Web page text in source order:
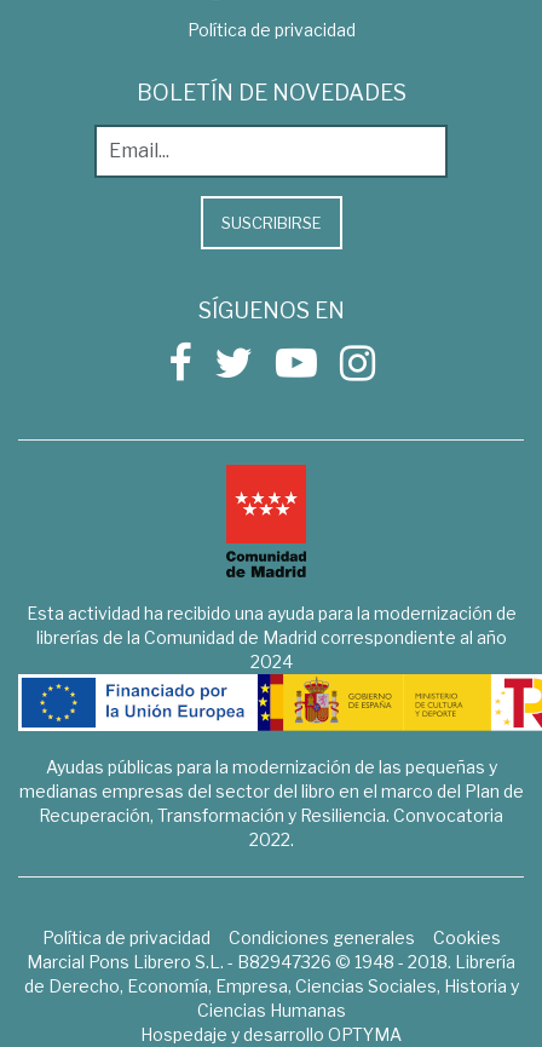
Política de privacidad
BOLETÍN DE NOVEDADES
SUSCRIBIRSE
SÍGUENOS EN
Esta actividad ha recibido una ayuda para la modernización de
librerías de la Comunidad de Madrid correspondiente al año
2024
Ayudas públicas para la modernización de las pequeñas y
medianas empresas del sector del libro en el marco del Plan de
Recuperación, Transformación y Resiliencia. Convocatoria
2022.
Política de privacidad Condiciones generales
Cookies
Marcial Pons Librero S.L. - B82947326 © 1948 - 2018. Librería
de Derecho, Economía, Empresa, Ciencias Sociales, Historia y
Ciencias Humanas
Hospedaje y desarrollo OPTYMA